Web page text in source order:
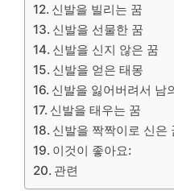
신발을 빌리는 꿈
신발을 선물한 꿈
신발을 신지 않은 꿈
신발을 얻은 태몽
신발을 잃어버려서 남
신발을 태우는 꿈
신발을 짝짝이로 신은
이것이 좋아요:
관련